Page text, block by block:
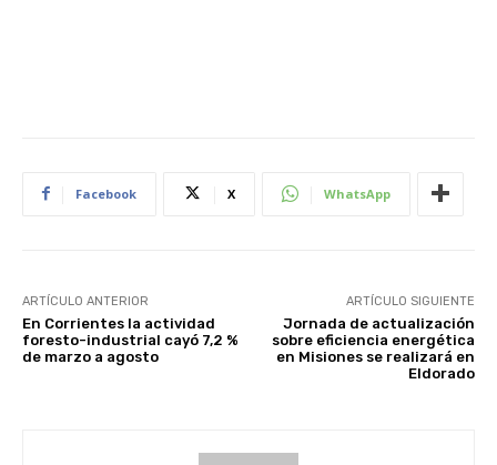
Facebook X WhatsApp
ARTÍCULO ANTERIOR
En Corrientes la actividad
foresto-industrial cayó 7,2 %
de marzo a agosto
ARTÍCULO SIGUIENTE
Jornada de actualización
sobre eficiencia energética
en Misiones se realizará en
Eldorado